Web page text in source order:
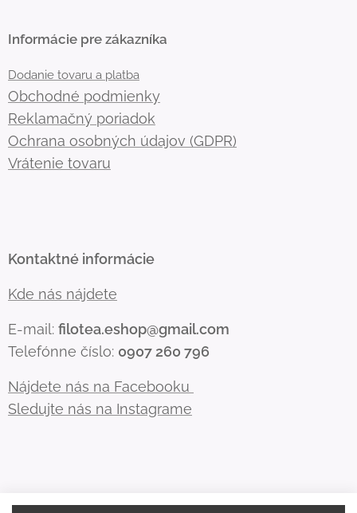
Informácie pre zákazníka
Dodanie tovaru a platba
Obchodné podmienky
Reklamačný poriadok
Ochrana osobných údajov (GDPR)
Vrátenie tovaru
Kontaktné informácie
Kde nás nájdete
E-mail: filotea.eshop@gmail.com
Telefónne číslo: 0907 260 796
Nájdete nás na Facebooku
Sledujte nás na Instagrame